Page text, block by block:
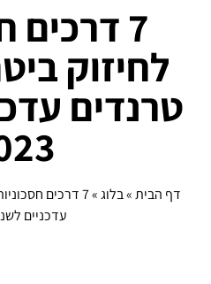
7 דרכים
לחיזוק
טרנדים
דף הבית»בלוג»
7 דרכים
עדכניים לשנת